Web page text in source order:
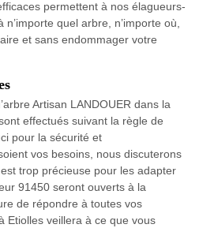
permettent à nos élagueurs-
quel arbre, n’importe où,
et sans endommager votre
Artisan LANDOUER dans la
effectués suivant la règle de
pour la sécurité et
vos besoins, nous discuterons
trop précieuse pour les adapter
91450 seront ouverts à la
de répondre à toutes vos
Etiolles veillera à ce que vous